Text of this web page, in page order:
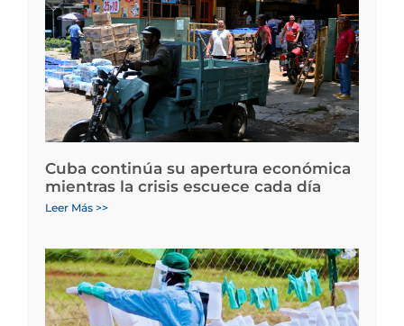
Cuba continúa su apertura económica
mientras la crisis escuece cada día
Leer Más >>